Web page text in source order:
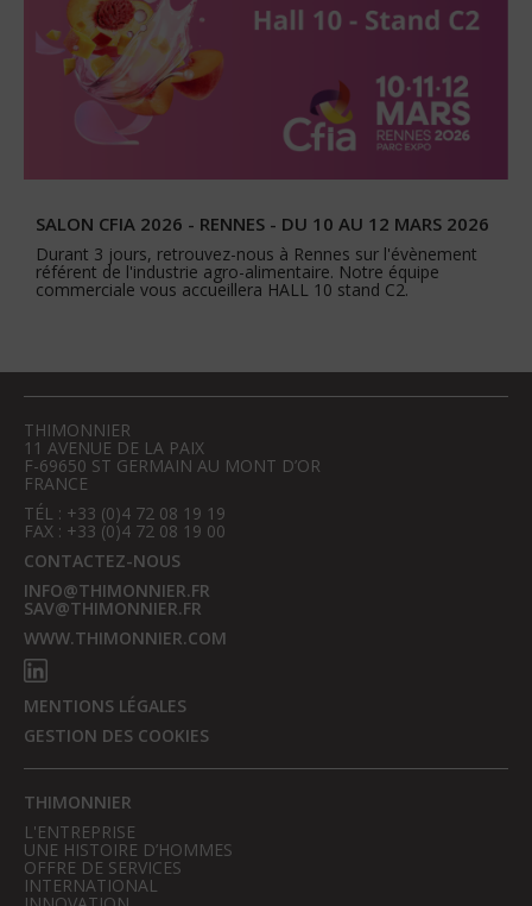
SALON CFIA 2026 - RENNES - DU 10 AU 12 MARS 2026
Durant 3 jours, retrouvez-nous à Rennes sur l'évènement
référent de l'industrie agro-alimentaire. Notre équipe
commerciale vous accueillera HALL 10 stand C2.
THIMONNIER
11 AVENUE DE LA PAIX
F-69650 ST GERMAIN AU MONT D’OR
FRANCE
TÉL : +33 (0)4 72 08 19 19
FAX : +33 (0)4 72 08 19 00
CONTACTEZ-NOUS
INFO@THIMONNIER.FR
SAV@THIMONNIER.FR
WWW.THIMONNIER.COM
MENTIONS LÉGALES
GESTION DES COOKIES
THIMONNIER
L'ENTREPRISE
UNE HISTOIRE D’HOMMES
OFFRE DE SERVICES
INTERNATIONAL